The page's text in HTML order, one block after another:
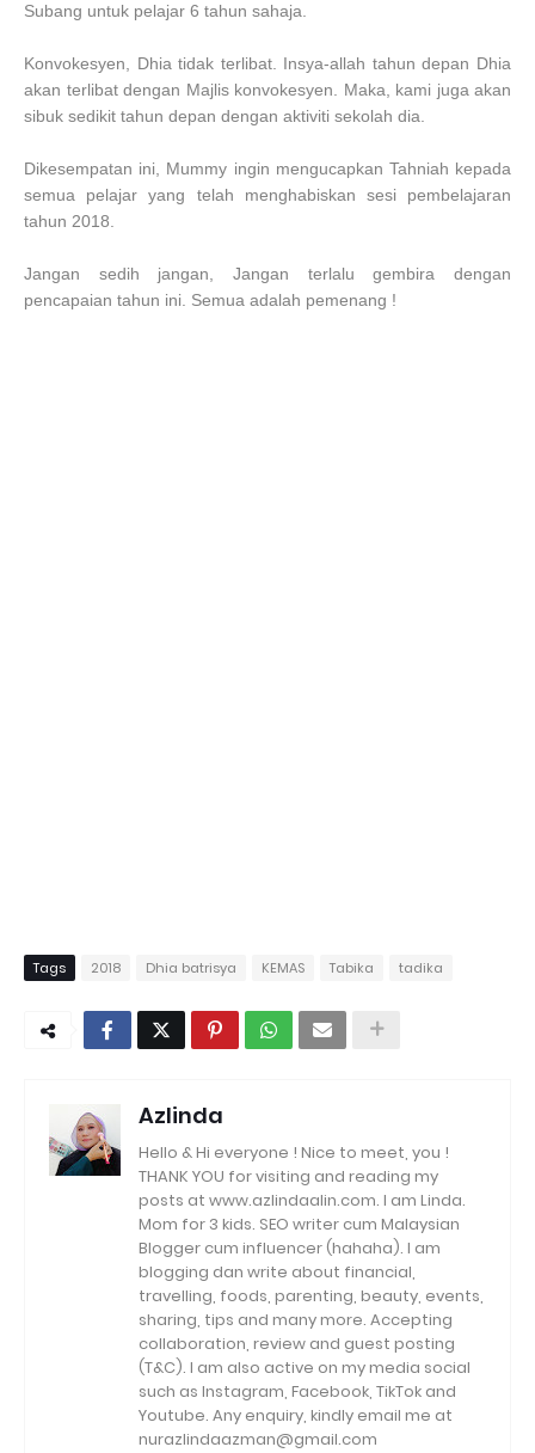
Subang untuk pelajar 6 tahun sahaja.
Konvokesyen, Dhia tidak terlibat. Insya-allah tahun depan Dhia
akan terlibat dengan Majlis konvokesyen. Maka, kami juga akan
sibuk sedikit tahun depan dengan aktiviti sekolah dia.
Dikesempatan ini, Mummy ingin mengucapkan Tahniah kepada
semua pelajar yang telah menghabiskan sesi pembelajaran
tahun 2018.
Jangan sedih jangan, Jangan terlalu gembira dengan
pencapaian tahun ini. Semua adalah pemenang !
Tags 2018 Dhia batrisya KEMAS Tabika tadika
Azlinda
Hello & Hi everyone ! Nice to meet, you !
THANK YOU for visiting and reading my
posts at www.azlindaalin.com. I am Linda.
Mom for 3 kids. SEO writer cum Malaysian
Blogger cum influencer (hahaha). I am
blogging dan write about financial,
travelling, foods, parenting, beauty, events,
sharing, tips and many more. Accepting
collaboration, review and guest posting
(T&C). I am also active on my media social
such as Instagram, Facebook, TikTok and
Youtube. Any enquiry, kindly email me at
nurazlindaazman@gmail.com